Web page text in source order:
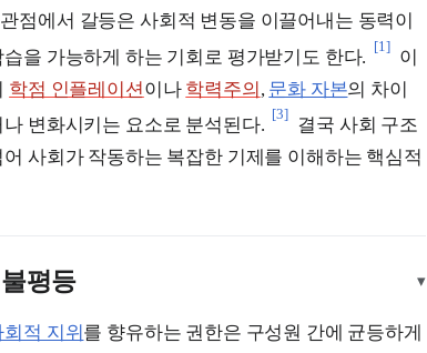
점에서 갈등은 사회적 변동을 이끌어내는 동력이
을 가능하게 하는 기회로 평가받기도 한다.
[1]
이
학점 인플레이션 이나 학력주의 , 문화 자본의 차이
변화시키는 요소로 분석된다.
[3]
결국 사회 구조
사회가 작동하는 복잡한 기제를 이해하는 핵심적
평등 ▾
회적 지위를 향유하는 권한은 구성원 간에 균등하게